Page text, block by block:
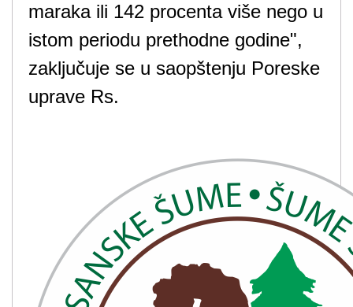
maraka ili 142 procenta više nego u
istom periodu prethodne godine",
zaključuje se u saopštenju Poreske
uprave Rs.